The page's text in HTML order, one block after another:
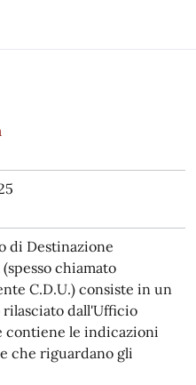
di Destinazione
chiamato
C.D.U.) consiste in un
dall'Ufficio
contiene le indicazioni
che riguardano gli